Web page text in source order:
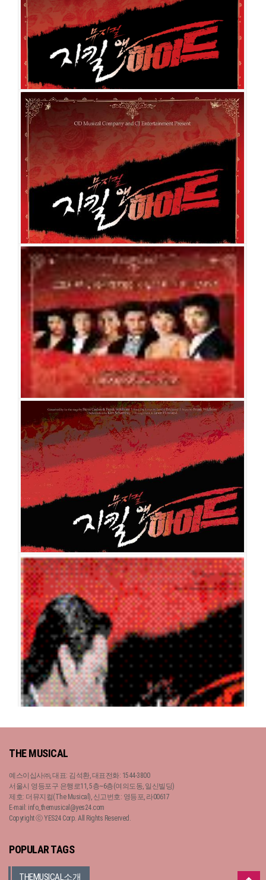
출연진
소냐리사 린아 조정은이지혜
박은태
조성윤김선동황만익 김태문 김기순김상현
지킬 앤 하이드
공연일시
2013-01-08 ~ 2013-02-09
예술의전당 오페라극장
출연진
윤영석 양준모 정명은선민 이석
범김태문 정현철김기순김승환이지혜
지킬 앤 하이드
공연일시
2010-11-30 ~ 2011-08-28
공연장
샤롯데씨어터
출연진
조승우 류정한 홍광호 김준현김선영소냐김소현 조정은
봉환이희정김선동강상범 김태문정현철 홍미옥이용진염혜정조현태
이경두 박유덕 이나영 손진오박종원윤민우 김이삭 김보경 정성진김수
박선정 김우형선민최현주정단영김정미황호정이용규
지킬 앤 하이드
공연일시
2008-11-14 ~ 2009-02-22
공연장
LG아트센터
출연진
류정한 김우형 홍광호 김선영소냐김수정
류창우 이서환 강상범 박인배 문태유황세준
문상현
조성윤최세용최현덕 이호정최고운 최혜림선영김여진고효진
지킬 앤 하이드
공연일시
2006-06-24 ~ 2006-08-15
공연장
국립극장 해오름극장
출연진
조승우 류정한 김우형이혜경정명은정선아소냐김봉환최
민철김정민
공연장
예술의 전당 오페라극장
출연진
류정한조승우이혜경 이영미 김선영김봉환
공연장
코엑스 오디토리움
THE MUSICAL
예스이십사㈜, 대표: 김석환, 대표전화: 1544-3800
서울시 영등포구 은행로11, 5층~6층(여의도동, 일신빌딩)
제호: 더뮤지컬(The Musical), 신고번호: 영등포, 라00617
E-mail: info_themusical@yes24.com
Copyright ⓒ YES24 Corp. All Rights Reserved.
POPULAR TAGS
THEMUSICAL소개